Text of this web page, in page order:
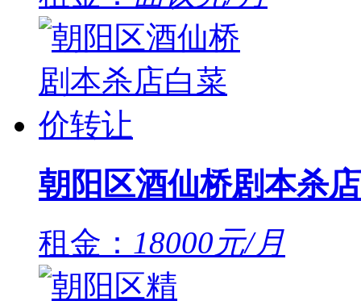
朝阳区酒仙桥剧本杀
租金： 18000元/月